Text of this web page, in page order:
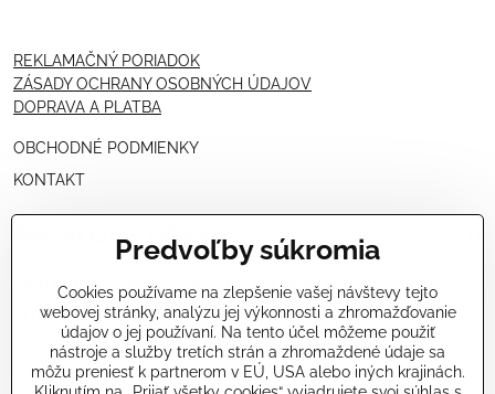
REKLAMAČNÝ PORIADOK
ZÁSADY OCHRANY OSOBNÝCH ÚDAJOV
DOPRAVA A PLATBA
OBCHODNÉ PODMIENKY
KONTAKT
PRE KOZMETIČKY
VÝHODNÁ PONUKA PRE PROFESIONÁLOV
NÁVODY OŠETRENÍ - VIDEÁ
ŠKOLENIE KOZMETIČIEK V TALIANSKU
Predvoľby súkromia
Cookies používame na zlepšenie vašej návštevy tejto
webovej stránky, analýzu jej výkonnosti a zhromažďovanie
údajov o jej používaní. Na tento účel môžeme použiť
nástroje a služby tretích strán a zhromaždené údaje sa
môžu preniesť k partnerom v EÚ, USA alebo iných krajinách.